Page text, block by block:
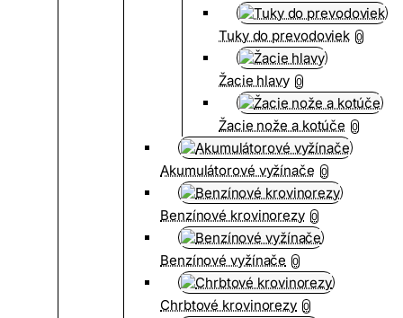
Tuky do prevodoviek 0
Žacie hlavy 0
Žacie nože a kotúče 0
Akumulátorové vyžínače 0
Benzínové krovinorezy 0
Benzínové vyžínače 0
Chrbtové krovinorezy 0